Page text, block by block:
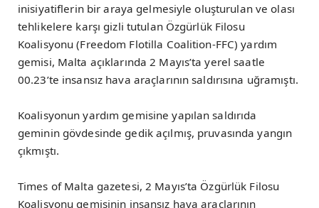
inisiyatiflerin bir araya gelmesiyle oluşturulan ve olası
tehlikelere karşı gizli tutulan Özgürlük Filosu
Koalisyonu (Freedom Flotilla Coalition-FFC) yardım
gemisi, Malta açıklarında 2 Mayıs’ta yerel saatle
00.23’te insansız hava araçlarının saldırısına uğramıştı.
Koalisyonun yardım gemisine yapılan saldırıda
geminin gövdesinde gedik açılmış, pruvasında yangın
çıkmıştı.
Times of Malta gazetesi, 2 Mayıs’ta Özgürlük Filosu
Koalisyonu gemisinin insansız hava araçlarının